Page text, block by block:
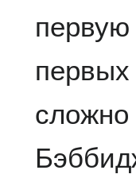
первую
первых
сложно